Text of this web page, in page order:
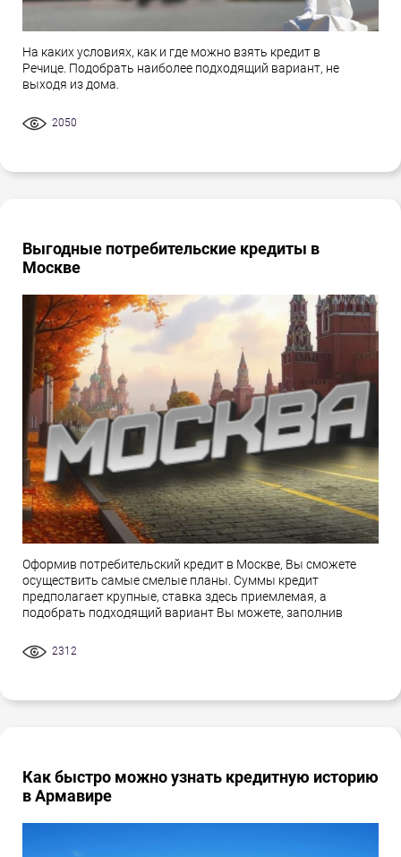
На каких условиях, как и где можно взять кредит в
Речице. Подобрать наиболее подходящий вариант, не
выходя из дома.
2050
Выгодные потребительские кредиты в
Москве
Оформив потребительский кредит в Москве, Вы сможете
осуществить самые смелые планы. Суммы кредит
предполагает крупные, ставка здесь приемлемая, а
подобрать подходящий вариант Вы можете, заполнив
2312
Как быстро можно узнать кредитную историю
в Армавире